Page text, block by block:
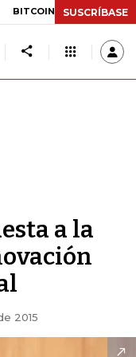
US$ 64.442,80 -US$
SUSCRÍBASE
a la
2015